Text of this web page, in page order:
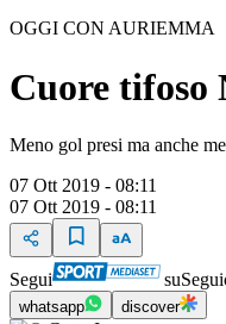
OGGI CON AURIEMMA
Cuore tifoso
Meno gol presi ma anche
07 Ott 2019 - 08:11
07 Ott 2019 - 08:11
Segui su
whatsapp discover